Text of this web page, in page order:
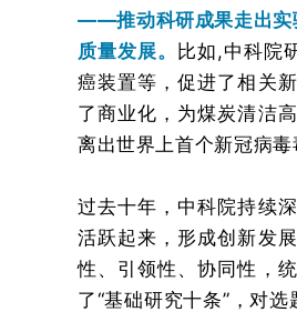
——推动科研成果走出实
质量发展。 比如,中科院
癌装置等，促进了相关
了商业化，为煤炭清洁
离出世界上首个新冠病
过去十年，中科院持续
活跃起来，形成创新发
性、引领性、协同性，
了“基础研究十条”，对